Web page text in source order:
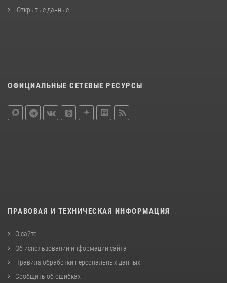
Открытые данные
ОФИЦИАЛЬНЫЕ СЕТЕВЫЕ РЕСУРСЫ
ПРАВОВАЯ И ТЕХНИЧЕСКАЯ ИНФОРМАЦИЯ
О сайте
Об использовании информации сайта
Правила обработки персональных данных
Сообщить об ошибках